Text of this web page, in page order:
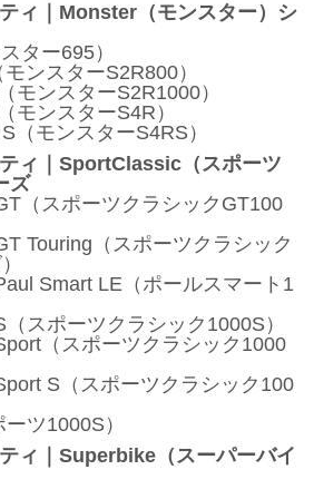
ィ｜Monster（モンスター）シ
ター695）
ンスターS2R800）
モンスターS2R1000）
モンスターS4R）
（モンスターS4RS）
ィ｜SportClassic（スポーツ
ズ
（スポーツクラシックGT100
Touring（スポーツクラシック
Smart LE（ポールスマート1
スポーツクラシック1000S）
（スポーツクラシック1000
S（スポーツクラシック100
ツ1000S）
ィ｜Superbike（スーパーバイ